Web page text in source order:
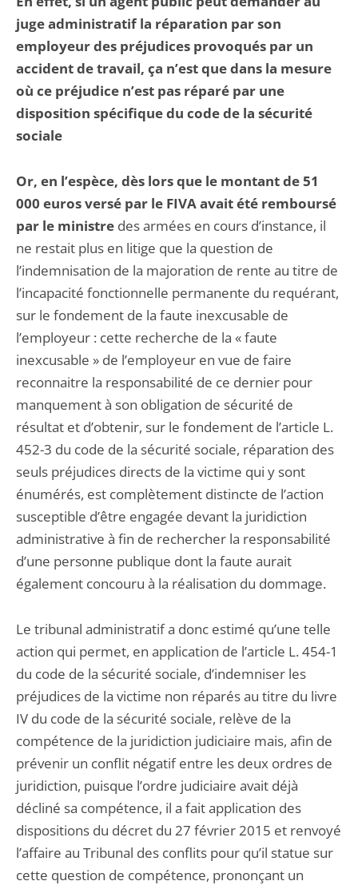
juge administratif la réparation par son
employeur des préjudices provoqués par un
accident de travail, ça n’est que dans la mesure
où ce préjudice n’est pas réparé par une
disposition spécifique du code de la sécurité
sociale
Or, en l’espèce, dès lors que le montant de 51
000 euros versé par le FIVA avait été remboursé
par le ministre des armées en cours d’instance, il
ne restait plus en litige que la question de
l’indemnisation de la majoration de rente au titre de
l’incapacité fonctionnelle permanente du requérant,
sur le fondement de la faute inexcusable de
l’employeur : cette recherche de la « faute
inexcusable » de l’employeur en vue de faire
reconnaitre la responsabilité de ce dernier pour
manquement à son obligation de sécurité de
résultat et d’obtenir, sur le fondement de l’article L.
452-3 du code de la sécurité sociale, réparation des
seuls préjudices directs de la victime qui y sont
énumérés, est complètement distincte de l’action
susceptible d’être engagée devant la juridiction
administrative à fin de rechercher la responsabilité
d’une personne publique dont la faute aurait
également concouru à la réalisation du dommage.
Le tribunal administratif a donc estimé qu’une telle
action qui permet, en application de l’article L. 454-1
du code de la sécurité sociale, d’indemniser les
préjudices de la victime non réparés au titre du livre
IV du code de la sécurité sociale, relève de la
compétence de la juridiction judiciaire mais, afin de
prévenir un conflit négatif entre les deux ordres de
juridiction, puisque l’ordre judiciaire avait déjà
décliné sa compétence, il a fait application des
dispositions du décret du 27 février 2015 et renvoyé
l’affaire au Tribunal des conflits pour qu’il statue sur
cette question de compétence, prononçant un